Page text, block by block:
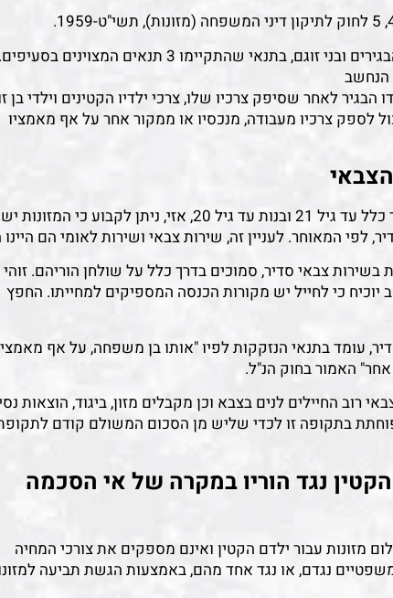
בהתאם לסעיפים הללו, אדם חייב במזונות ילדיו הבגירים ובני זוגם, בתנאי שהתקיימו 3 תנאים המצוינים בסעיפים.
הנחשב
לאחר שסיפק צרכיו שלו, צרכי ילדיו הקטינים וילדי בן
לספק צרכיו מעבודה, מנכסיו או ממקור אחר על אף מאמציו
מאחר ובמדינת ישראל, בנים משרתים בצבא, בדרך כלל עד גיל 21 ובנות עד גיל 20, אזי, ניתן לקבוע כי
לפי המאוחר. לעניין זה, שירות צבאי ושירות לאומי הם היינו
בשירות צבאי סדיר, סמוכים בדרך כלל על שולחן הוריהם. זוהי
כי לחייל יש מקורות הכנסה המספיקים למחייתו. החפץ
עומד בתנאי הנזקקות לפיו "אותו בן משפחה, על אף
אחר" האמור בחוק הנ"ל.
רוב החיילים לנים בצבא וכן מקבלים מזון, ביגוד, הוצאות
בתקופה זו לכדי שליש מן הסכום המשולם קודם
נגד הוריו במקרה של אי הסכמה
מזונות עבור ילדם הקטין ואינם מספקים את צורכי המחיה
נגדם, או נגד אחד מהם, באמצעות הגשת תביעה